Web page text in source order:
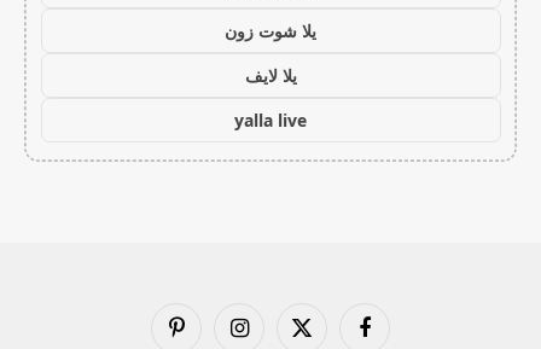
يلا شوت زون
يلا لايف
yalla live
فيسبوك X الانستغرامبينتيريست